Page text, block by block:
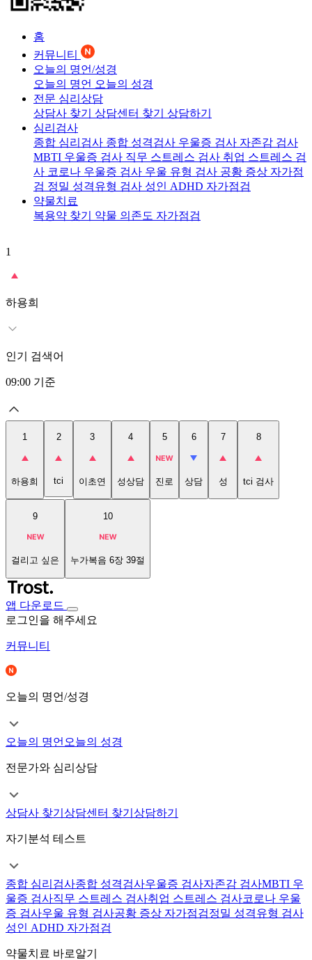
홈
커뮤니티
오늘의 명언/성경
오늘의 명언 오늘의 성경
전문 심리상담
상담사 찾기 상담센터 찾기 상담하기
심리검사
종합 심리검사 종합 성격검사 우울증 검사 자존감 검사
MBTI 우울증 검사 직무 스트레스 검사 취업 스트레스 검
사 코로나 우울증 검사 우울 유형 검사 공황 증상 자가점
검 정밀 성격유형 검사 성인 ADHD 자가점검
약물치료
복용약 찾기 약물 의존도 자가점검
1
하용희
인기 검색어
09:00 기준
1
하용희
2
tci
3
이초연
4
성상담
5
진로
6
상담
7
성
8
tci 검사
9
걸리고 싶은
10
누가복음 6장 39절
앱 다운로드
로그인을 해주세요
커뮤니티
오늘의 명언/성경
오늘의 명언 오늘의 성경
전문가와 심리상담
상담사 찾기 상담센터 찾기 상담하기
자기분석 테스트
종합 심리검사종합 성격검사우울증 검사자존감 검사MBTI 우
울증 검사직무 스트레스 검사취업 스트레스 검사코로나 우울
증 검사우울 유형 검사공황 증상 자가점검정밀 성격유형 검사
성인 ADHD 자가점검
약물치료 바로알기